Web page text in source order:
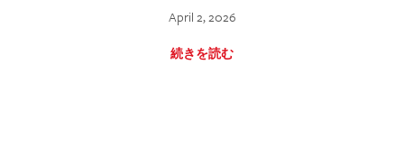
April 2, 2026
続きを読む